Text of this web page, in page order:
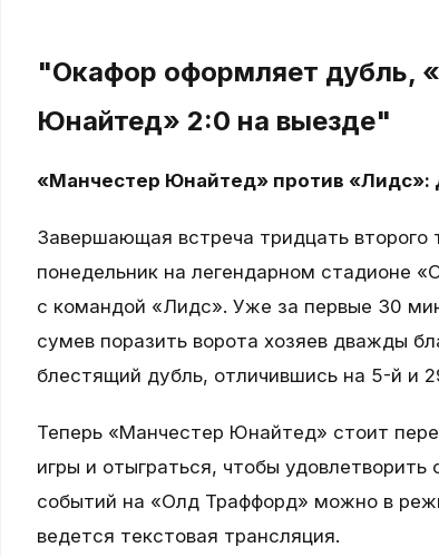
"Окафор оформляет дубль,
Юнайтед» 2:0 на выезде"
«Манчестер Юнайтед» против
Завершающая встреча тридцать второго
понедельник на легендарном стадионе
с командой «Лидс». Уже за первые 30
сумев поразить ворота хозяев дважды
блестящий дубль, отличившись на 5-й и
Теперь «Манчестер Юнайтед» стоит
игры и отыграться, чтобы
событий на «Олд Траффорд» можно в
ведется текстовая трансляция.